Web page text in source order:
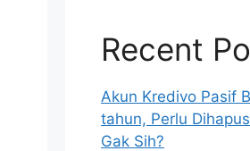
Recent
Akun Kredivo Pasif
tahun, Perlu
Gak Sih?